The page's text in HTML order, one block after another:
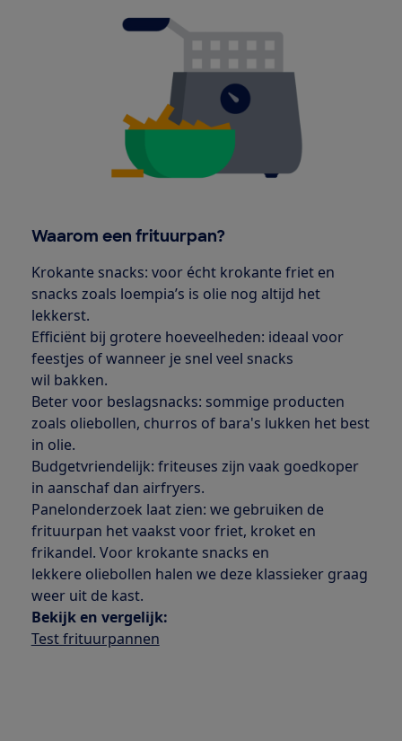
Waarom een frituurpan?
Krokante snacks: voor écht krokante friet en
snacks zoals loempia’s is olie nog altijd het
lekkerst.
Efficiënt bij grotere hoeveelheden: ideaal voor
feestjes of wanneer je snel veel snacks
wil bakken.
Beter voor beslagsnacks: sommige producten
zoals oliebollen, churros of bara's lukken het best
in olie.
Budgetvriendelijk: friteuses zijn vaak goedkoper
in aanschaf dan airfryers.
Panelonderzoek laat zien: we gebruiken de
frituurpan het vaakst voor friet, kroket en
frikandel. Voor krokante snacks en
lekkere oliebollen halen we deze klassieker graag
weer uit de kast.
Bekijk en vergelijk:
Test frituurpannen